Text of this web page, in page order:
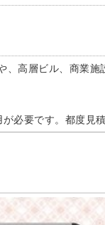
高層ビル、商業施
必要です。都度見積